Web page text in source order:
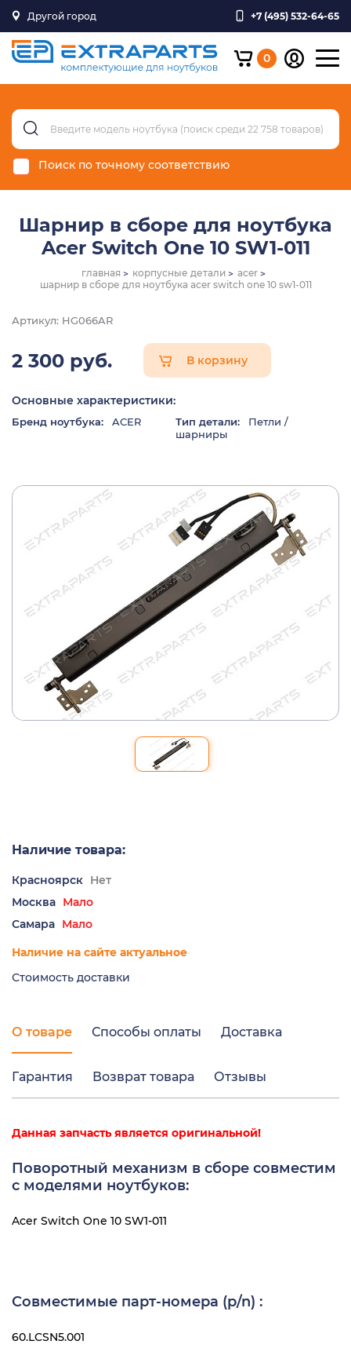
Другой город +7 (495) 532-64-65
0
Поиск по точному соответствию
Шарнир в сборе для ноутбука
Acer Switch One 10 SW1-011
главная корпусные детали
acer
шарнир в сборе для ноутбука acer switch one 10 sw1-011
Артикул: HG066AR
2 300 руб. В корзину
Основные характеристики:
Бренд ноутбука: ACER Тип детали:
Петли /
шарниры
Наличие товара:
Красноярск Нет
Москва Мало
Самара Мало
Наличие на сайте актуальное
Стоимость доставки
О товаре Способы оплаты Доставка
Гарантия Возврат товара Отзывы
Данная запчасть является оригинальной!
Поворотный механизм в сборе совместим
с моделями ноутбуков:
Acer Switch One 10 SW1-011
Совместимые парт-номера (p/n) :
60.LCSN5.001